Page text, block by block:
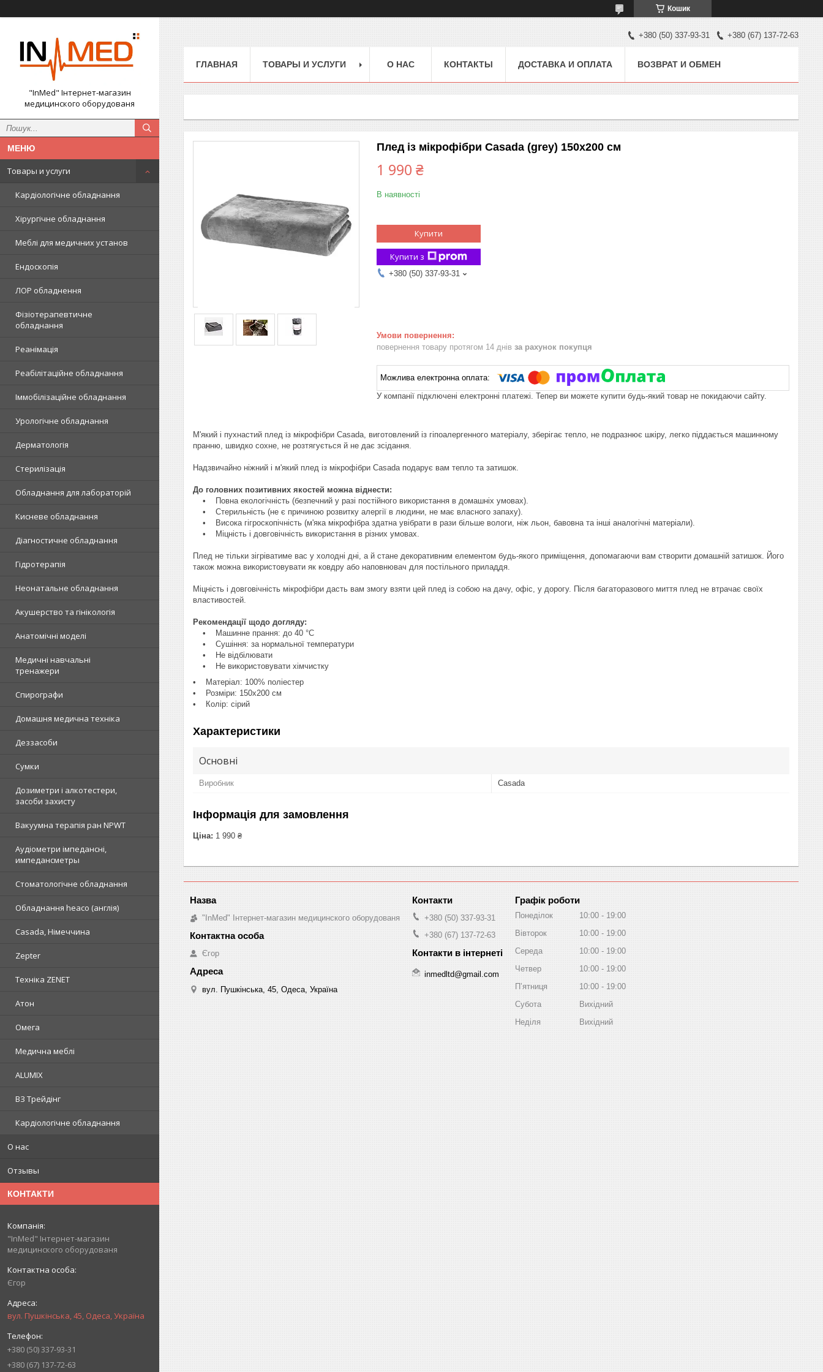
Кошик
"InMed" Інтернет-магазин
медицинского оборудованя
Товары и услуги
Кардіологічне обладнання
Хірургічне обладнання
Меблі для медичних установ
Ендоскопія
ЛОР обладнення
Фізіотерапевтичне
обладнання
Реанімація
Реабілітаційне обладнання
Іммобілізаційне обладнання
Урологічне обладнання
Дерматологія
Стерилізація
Обладнання для лабораторій
Кисневе обладнання
Діагностичне обладнання
Гідротерапія
Неонатальне обладнання
Акушерство та гінікологія
Анатомічні моделі
Медичні навчальні
тренажери
Спирографи
Домашня медична техніка
Деззасоби
Сумки
Дозиметри і алкотестери,
засоби захисту
Вакуумна терапія ран NPWT
Аудіометри імпедансні,
импедансметры
Стоматологічне обладнання
Обладнання heaco (англія)
Casada, Німеччина
Zepter
Техніка ZENET
Атон
Омега
Медична меблі
ALUMIX
ВЗ Трейдінг
Кардіологічне обладнання
О нас
Отзывы
КОНТАКТИ
"InMed" Інтернет-магазин
медицинского оборудованя
Єгор
вул. Пушкінська, 45, Одеса, Україна
+380 (50) 337-93-31
+380 (67) 137-72-63
+380 (50) 337-93-31 +380 (67) 137-72-63
ГЛАВНАЯ ТОВАРЫ И УСЛУГИ О НАС КОНТАКТЫ ДОСТАВКА И ОПЛАТА ВОЗВРАТ И ОБМЕН
Плед із мікрофібри Casada (grey) 150х200 см
1 990 ₴
В наявності
Купити
Купити з
+380 (50) 337-93-31
повернення товару протягом 14 днів за рахунок покупця
У компанії підключені електронні платежі. Тепер ви можете купити будь-який товар не покидаючи сайту.
М'який і пухнастий плед із мікрофібри Casada, виготовлений із гіпоалергенного матеріалу, зберігає тепло, не подразнює шкіру, легко піддається машинному
пранню, швидко сохне, не розтягується й не дає зсідання.
Надзвичайно ніжний і м'який плед із мікрофібри Casada подарує вам тепло та затишок.
До головних позитивних якостей можна віднести:
• Повна екологічність (безпечний у разі постійного використання в домашніх умовах).
• Стерильність (не є причиною розвитку алергії в людини, не має власного запаху).
• Висока гігроскопічність (м'яка мікрофібра здатна увібрати в рази більше вологи, ніж льон, бавовна та інші аналогічні матеріали).
• Міцність і довговічність використання в різних умовах.
Плед не тільки зігріватиме вас у холодні дні, а й стане декоративним елементом будь-якого приміщення, допомагаючи вам створити домашній затишок. Його
також можна використовувати як ковдру або наповнювач для постільного приладдя.
Міцність і довговічність мікрофібри дасть вам змогу взяти цей плед із собою на дачу, офіс, у дорогу. Після багаторазового миття плед не втрачає своїх
властивостей.
Рекомендації щодо догляду:
• Машинне прання: до 40 °C
• Сушіння: за нормальної температури
• Не відбілювати
• Не використовувати хімчистку
• Матеріал: 100% поліестер
• Розміри: 150х200 см
• Колір: сірий
Характеристики
Основні
Виробник Casada
Інформація для замовлення
Ціна: 1 990 ₴
"InMed" Інтернет-магазин медицинского оборудованя
Єгор
вул. Пушкінська, 45, Одеса, Україна
+380 (50) 337-93-31
+380 (67) 137-72-63
inmedltd@gmail.com
Графік роботи
Понеділок 10:00
19:00
Вівторок
10:00
19:00
Середа
10:00
19:00
Четвер
10:00
19:00
Пʼятниця
10:00
19:00
Субота
Вихідний
Неділя
Вихідний